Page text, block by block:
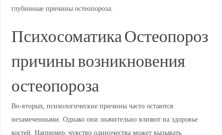
глубинные причины остеопороза.
Психосоматика Остеопороз
причины возникновения
остеопороза
Во-вторых, психологические причины часто остаются
незамеченными. Однако они значительно влияют на здоровье
костей. Например, чувство одиночества может вызывать